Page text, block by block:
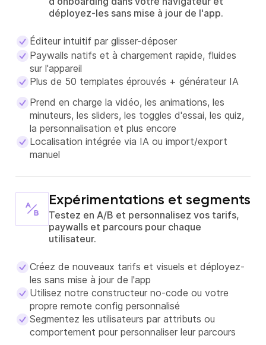
déployez-les sans mise à jour de l'app.
Éditeur intuitif par glisser-déposer
Paywalls natifs et à chargement rapide, fluides
sur l'appareil
Plus de 50 templates éprouvés + générateur IA
Prend en charge la vidéo, les animations, les
minuteurs, les sliders, les toggles d'essai, les quiz,
la personnalisation et plus encore
Localisation intégrée via IA ou import/export
manuel
Expérimentations et segments
Testez en A/B et personnalisez vos tarifs,
paywalls et parcours pour chaque
utilisateur.
Créez de nouveaux tarifs et visuels et déployez-
les sans mise à jour de l'app
Utilisez notre constructeur no-code ou votre
propre remote config personnalisé
Segmentez les utilisateurs par attributs ou
comportement pour personnaliser leur parcours